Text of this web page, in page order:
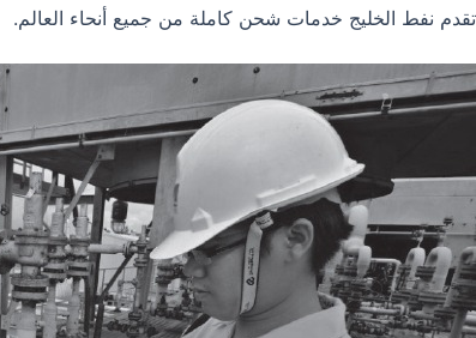
تقدم نفط الخليج خدمات شحن كاملة من جميع أنحاء العالم.